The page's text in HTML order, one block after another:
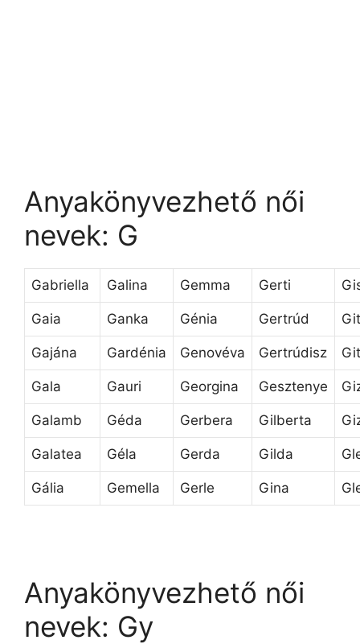
Anyakönyvezhető női
nevek: G
Gabriella Galina Gemma Gerti
Gaia Ganka Génia Gertrúd
Gajána Gardénia Genovéva Gertrúdisz
Gala Gauri Georgina Gesztenye
Galamb Géda Gerbera Gilberta
Galatea Géla Gerda Gilda
Gália Gemella Gerle Gina
Anyakönyvezhető női
nevek: Gy